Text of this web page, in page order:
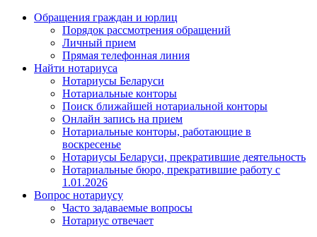
Обращения граждан и юрлиц
Порядок рассмотрения обращений
Личный прием
Прямая телефонная линия
Найти нотариуса
Нотариусы Беларуси
Нотариальные конторы
Поиск ближайшей нотариальной конторы
Онлайн запись на прием
Нотариальные конторы, работающие в
воскресенье
Нотариусы Беларуси, прекратившие деятельность
Нотариальные бюро, прекратившие работу с
1.01.2026
Вопрос нотариусу
Часто задаваемые вопросы
Нотариус отвечает